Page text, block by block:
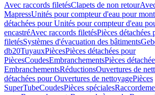
Avec raccords filetésClapets de non retour
MapressUnités pour compteur d'eau pour
détachées pour Unités pour compteur d'eau
encastréAvec raccords filetésPièces détachées
filetésSystèmes d'évacuation des bâtiments
db20TuyauxPiècesPièces détachées pour
PiècesCoudesEmbranchementsPièces
EmbranchementsRéductionsOuvertures de
détachées pour Ouvertures de nettoyagePièces
SuperTubeCoudesPièces spéciales